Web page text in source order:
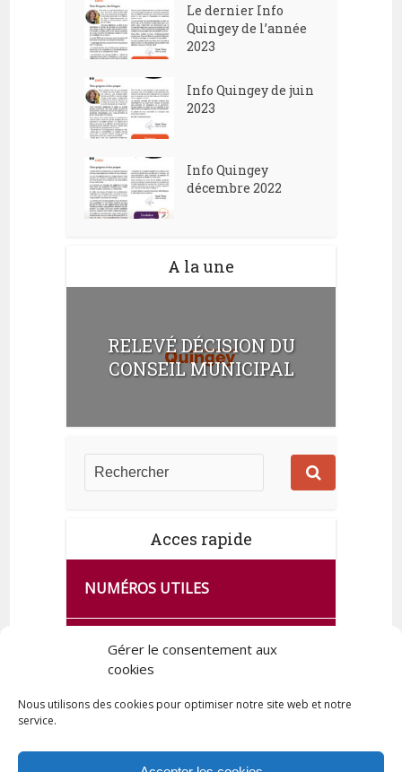
Gérer le consentement aux
cookies
Nous utilisons des cookies pour optimiser notre site web et notre
service.
Le dernier Info
Quingey de l’année
2023
Info Quingey de juin
2023
Info Quingey
décembre 2022
A la une
RELEVÉ DÉCISION DU
CONSEIL MUNICIPAL
Acces rapide
NUMÉROS UTILES
CA SE PASSE À FRANCE SERVICES
DE QUINGEY